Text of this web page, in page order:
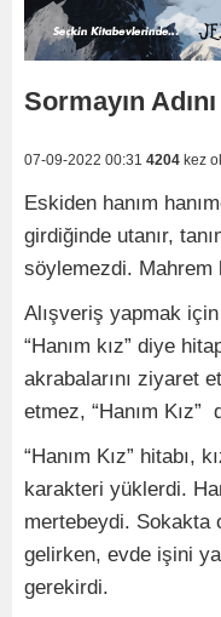
Sormayın Adını
07-09-2022 00:31 4204 kez
Eskiden hanım
girdiğinde utanır,
söylemezdi. Mahrem
Alışveriş yapmak
“Hanım kız” diye
akrabalarını ziyaret
etmez, “Hanım Kız”
“Hanım Kız” hitabı,
karakteri yüklerdi.
mertebeydi. Sokakta
gelirken, evde işini
gerekirdi.